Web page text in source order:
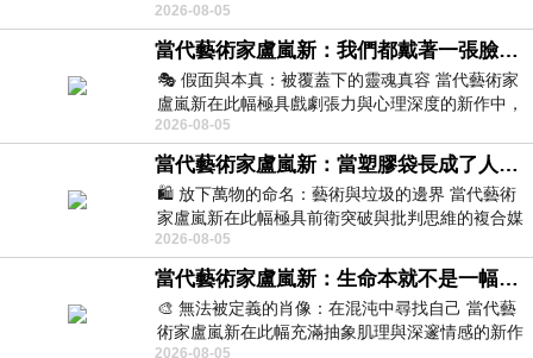
Giordano Starring Laura Maran
2026-08-05
當代藝術家盧嵐新：我們都戴著一張臉，可真正的自己，總藏在那些被塗抹、被覆蓋的痕跡裡
🎭 假面與本真：被覆蓋下的靈魂真容 當代藝術家
盧嵐新在此幅極具戲劇張力與心理深度的新作中，
運用質感豐富的紙材肌理、墨痕與大膽的
2026-08-05
當代藝術家盧嵐新：當塑膠袋長成了人的模樣，我們的目光是否學會了放下偏見？
🛍️ 放下萬物的命名：藝術與垃圾的邊界 當代藝術
家盧嵐新在此幅極具前衛突破與批判思維的複合媒
材新作中，直接將被大眾定義為廢棄物
2026-08-05
當代藝術家盧嵐新：生命本就不是一幅能被定義的肖像，在混亂與交疊中拼湊完整的靈魂
🎨 無法被定義的肖像：在混沌中尋找自己 當代藝
術家盧嵐新在此幅充滿抽象肌理與深邃情感的新作
2026-08-05